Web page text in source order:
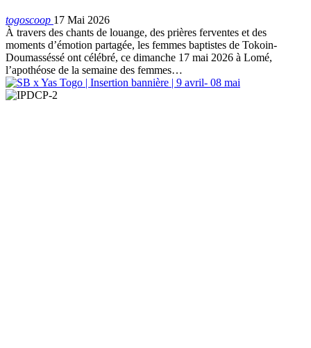
togoscoop 17 Mai 2026
À travers des chants de louange, des prières ferventes et des
moments d’émotion partagée, les femmes baptistes de Tokoin-
Doumasséssé ont célébré, ce dimanche 17 mai 2026 à Lomé,
l’apothéose de la semaine des femmes…